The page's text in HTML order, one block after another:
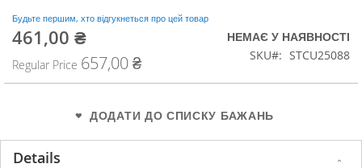
зображень
Будьте першим, хто відгукнеться про цей товар
Special
461,00 ₴
Regular Price 657,00 ₴
НЕМАЄ У НАЯВНОСТІ
SKU
STCU25088
ДОДАТИ ДО СПИСКУ БАЖАНЬ
Details